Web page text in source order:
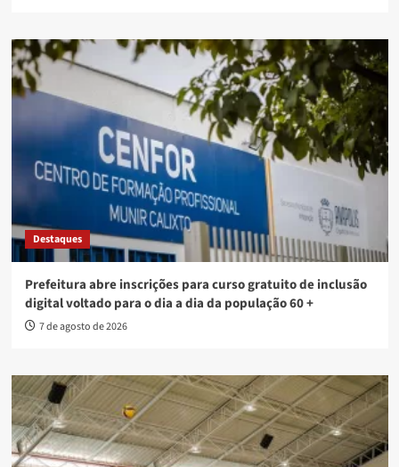
Destaques
Prefeitura abre inscrições para curso gratuito de inclusão
digital voltado para o dia a dia da população 60 +
7 de agosto de 2026